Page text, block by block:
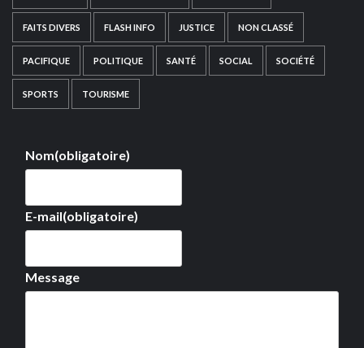
FAITS DIVERS FLASH INFO JUSTICE NON CLASSÉ
PACIFIQUE POLITIQUE SANTÉ SOCIAL SOCIÉTÉ
SPORTS TOURISME
Nom(obligatoire)
E-mail(obligatoire)
Message